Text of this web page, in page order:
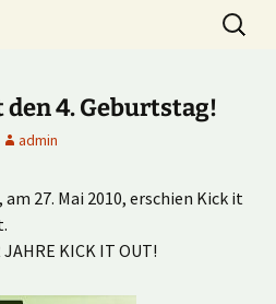
Manager
Suche
nach:
4. Geburtstag!
admin
27. Mai 2010, erschien Kick it
KICK IT OUT!